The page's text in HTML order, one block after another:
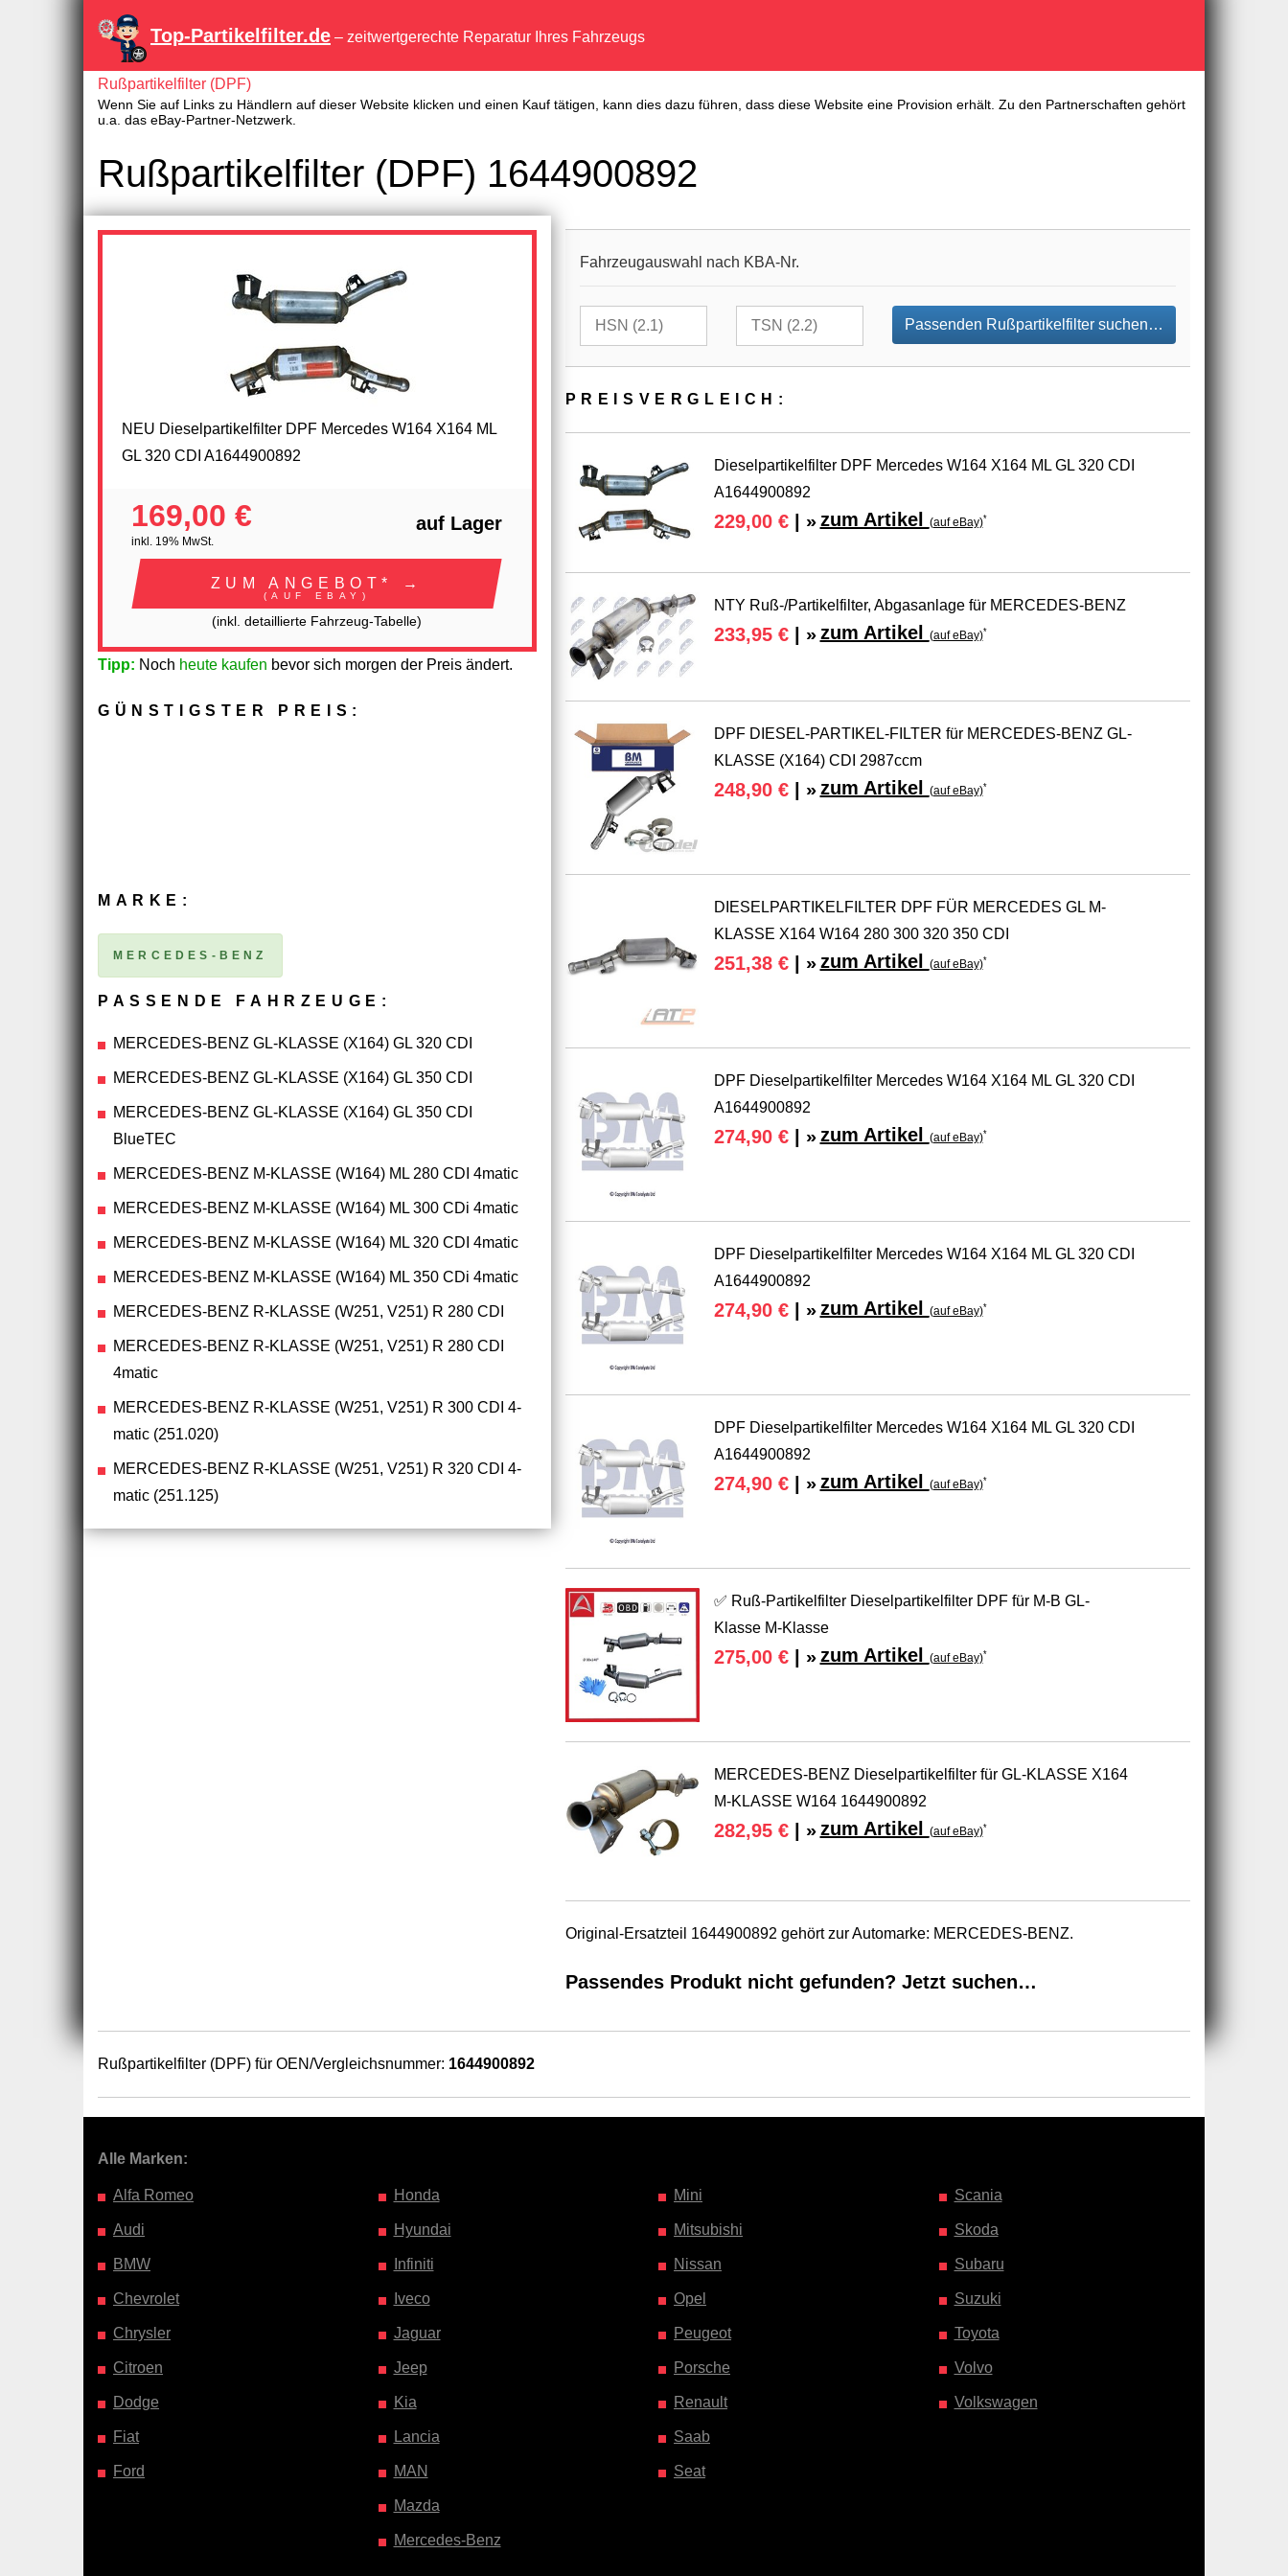
Top-Partikelfilter.de – zeitwertgerechte Reparatur Ihres Fahrzeugs
Rußpartikelfilter (DPF)
Wenn Sie auf Links zu Händlern auf dieser Website klicken und einen Kauf tätigen, kann dies dazu führen, dass diese Website eine Provision erhält. Zu den Partnerschaften gehört
u.a. das eBay-Partner-Netzwerk.
Rußpartikelfilter (DPF) 1644900892
NEU Dieselpartikelfilter DPF Mercedes W164 X164 ML
GL 320 CDI A1644900892
169,00 €
inkl. 19% MwSt.
auf Lager
ZUM ANGEBOT* →
(AUF EBAY)
(inkl. detaillierte Fahrzeug-Tabelle)
Tipp: Noch heute kaufen bevor sich morgen der Preis ändert.
GÜNSTIGSTER PREIS:
MARKE:
MERCEDES-BENZ
PASSENDE FAHRZEUGE:
MERCEDES-BENZ GL-KLASSE (X164) GL 320 CDI
MERCEDES-BENZ GL-KLASSE (X164) GL 350 CDI
MERCEDES-BENZ GL-KLASSE (X164) GL 350 CDI
BlueTEC
MERCEDES-BENZ M-KLASSE (W164) ML 280 CDI 4matic
MERCEDES-BENZ M-KLASSE (W164) ML 300 CDi 4matic
MERCEDES-BENZ M-KLASSE (W164) ML 320 CDI 4matic
MERCEDES-BENZ M-KLASSE (W164) ML 350 CDi 4matic
MERCEDES-BENZ R-KLASSE (W251, V251) R 280 CDI
MERCEDES-BENZ R-KLASSE (W251, V251) R 280 CDI
4matic
MERCEDES-BENZ R-KLASSE (W251, V251) R 300 CDI 4-
matic (251.020)
MERCEDES-BENZ R-KLASSE (W251, V251) R 320 CDI 4-
matic (251.125)
Fahrzeugauswahl nach KBA-Nr.
Passenden Rußpartikelfilter suchen…
PREIS­VER­GLEICH:
Dieselpartikelfilter DPF Mercedes W164 X164 ML GL 320 CDI
A1644900892
229,00 €| » zum Artikel (auf eBay)*
NTY Ruß-/Partikelfilter, Abgasanlage für MERCEDES-BENZ
233,95 €| » zum Artikel (auf eBay)*
DPF DIESEL-PARTIKEL-FILTER für MERCEDES-BENZ GL-
KLASSE (X164) CDI 2987ccm
248,90 €| » zum Artikel (auf eBay)*
DIESELPARTIKELFILTER DPF FÜR MERCEDES GL M-
KLASSE X164 W164 280 300 320 350 CDI
251,38 €| » zum Artikel (auf eBay)*
DPF Dieselpartikelfilter Mercedes W164 X164 ML GL 320 CDI
A1644900892
274,90 €| » zum Artikel (auf eBay)*
DPF Dieselpartikelfilter Mercedes W164 X164 ML GL 320 CDI
A1644900892
274,90 €| » zum Artikel (auf eBay)*
DPF Dieselpartikelfilter Mercedes W164 X164 ML GL 320 CDI
A1644900892
274,90 €| » zum Artikel (auf eBay)*
✅ Ruß-Partikelfilter Dieselpartikelfilter DPF für M-B GL-
Klasse M-Klasse
275,00 €| » zum Artikel (auf eBay)*
MERCEDES-BENZ Dieselpartikelfilter für GL-KLASSE X164
M-KLASSE W164 1644900892
282,95 €| » zum Artikel (auf eBay)*
Original-Ersatzteil 1644900892 gehört zur Automarke: MERCEDES-BENZ.
Passendes Produkt nicht gefunden? Jetzt suchen…
Rußpartikelfilter (DPF) für OEN/Vergleichsnummer: 1644900892
Alle Marken:
Alfa Romeo
Audi
BMW
Chevrolet
Chrysler
Citroen
Dodge
Fiat
Ford
Honda
Hyundai
Infiniti
Iveco
Jaguar
Jeep
Kia
Lancia
MAN
Mazda
Mercedes-Benz
Mini
Mitsubishi
Nissan
Opel
Peugeot
Porsche
Renault
Saab
Seat
Scania
Skoda
Subaru
Suzuki
Toyota
Volvo
Volkswagen